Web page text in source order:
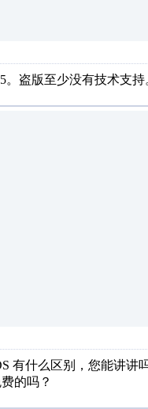
。盗版至少没有技术支
有什么区别，您能讲讲
的吗？